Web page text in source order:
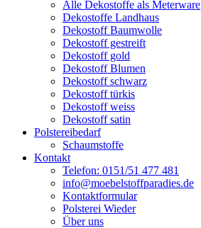
Alle Dekostoffe als Meterware
Dekostoffe Landhaus
Dekostoff Baumwolle
Dekostoff gestreift
Dekostoff gold
Dekostoff Blumen
Dekostoff schwarz
Dekostoff türkis
Dekostoff weiss
Dekostoff satin
Polstereibedarf
Schaumstoffe
Kontakt
Telefon: 0151/51 477 481
info@moebelstoffparadies.de
Kontaktformular
Polsterei Wieder
Über uns